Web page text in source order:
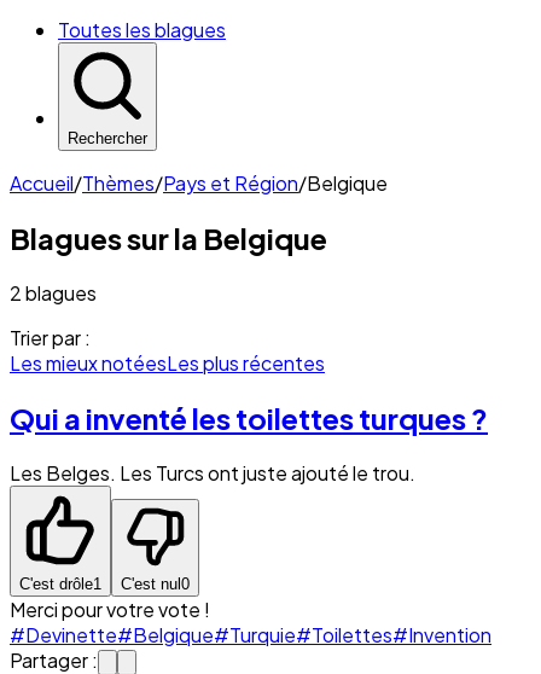
Toutes les blagues
Rechercher
Accueil/Thèmes/Pays et Région/Belgique
Blagues sur la Belgique
2 blagues
Trier par :
Les mieux notéesLes plus récentes
Qui a inventé les toilettes turques ?
Les Belges. Les Turcs ont juste ajouté le trou.
C'est drôle1 C'est nul0
Merci pour votre vote !
#Devinette#Belgique#Turquie#Toilettes#Invention
Partager :